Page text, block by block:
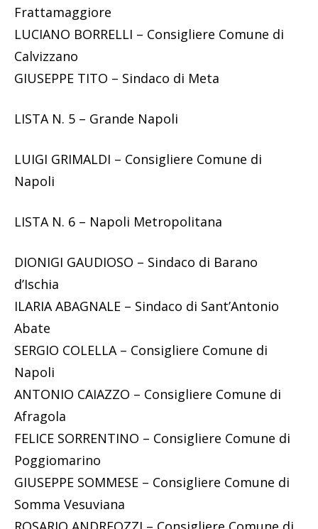
Frattamaggiore
LUCIANO BORRELLI – Consigliere Comune di
Calvizzano
GIUSEPPE TITO – Sindaco di Meta
LISTA N. 5 – Grande Napoli
LUIGI GRIMALDI – Consigliere Comune di
Napoli
LISTA N. 6 – Napoli Metropolitana
DIONIGI GAUDIOSO – Sindaco di Barano
d’Ischia
ILARIA ABAGNALE – Sindaco di Sant’Antonio
Abate
SERGIO COLELLA – Consigliere Comune di
Napoli
ANTONIO CAIAZZO – Consigliere Comune di
Afragola
FELICE SORRENTINO – Consigliere Comune di
Poggiomarino
GIUSEPPE SOMMESE – Consigliere Comune di
Somma Vesuviana